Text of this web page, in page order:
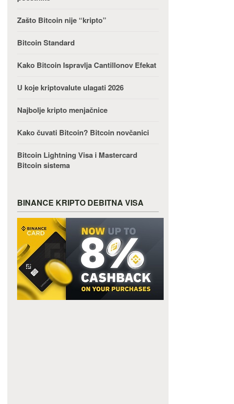
Zašto Bitcoin nije “kripto”
Bitcoin Standard
Kako Bitcoin Ispravlja Cantillonov Efekat
U koje kriptovalute ulagati 2026
Najbolje kripto menjačnice
Kako čuvati Bitcoin? Bitcoin novčanici
Bitcoin Lightning Visa i Mastercard
Bitcoin sistema
BINANCE KRIPTO DEBITNA VISA